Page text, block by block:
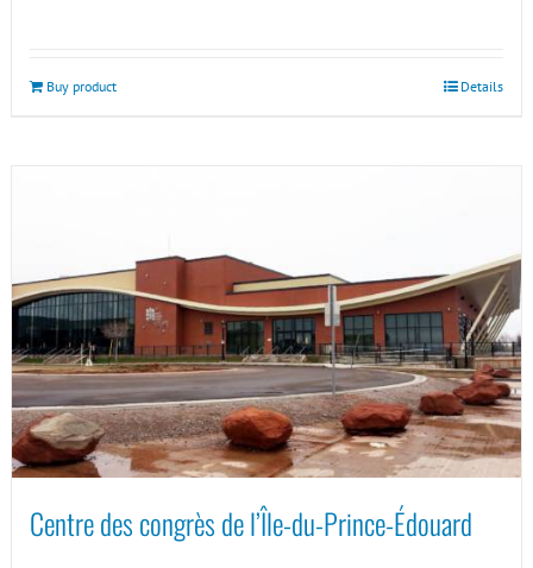
Buy product Details
Centre des congrès de l’Île-du-Prince-Édouard